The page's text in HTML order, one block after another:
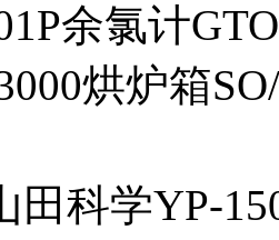
余氯计
烘炉箱
科学YP-